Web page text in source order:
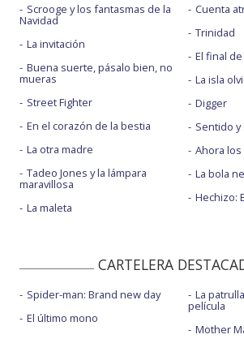
Scrooge y los fantasmas de la
Navidad
La invitación
Buena suerte, pásalo bien, no
mueras
Street Fighter
En el corazón de la bestia
La otra madre
Tadeo Jones y la lámpara
maravillosa
La maleta
Cuenta
Trinidad
El final
La isla
Digger
Sentido
Ahora
La bola
Hechizo:
CARTELERA
Spider-man: Brand new day
El último mono
La
película
Mother